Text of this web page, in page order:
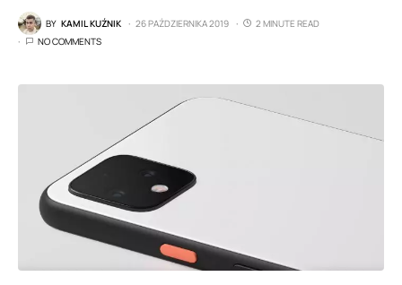
BY KAMIL KUŹNIK 26 PAŹDZIERNIKA 2019
2 MINUTE READ
NO COMMENTS